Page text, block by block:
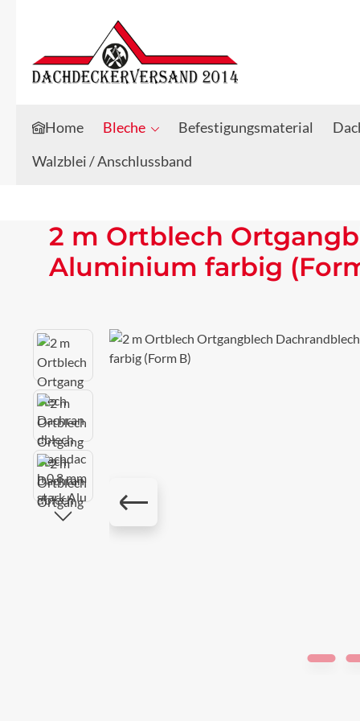
Zum Hauptinhalt springen
Zur Suche springen
Home Bleche Befestigungsmaterial
Walzblei / Anschlussband
2 m Ortblech
Aluminium farbig
Bildergalerie überspringen